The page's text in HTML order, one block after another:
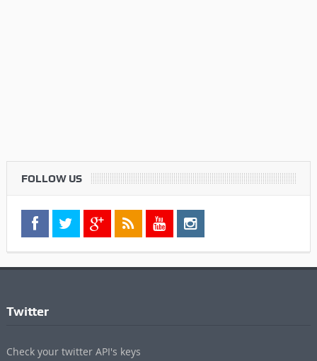
FOLLOW US
Twitter
Check your twitter API's keys